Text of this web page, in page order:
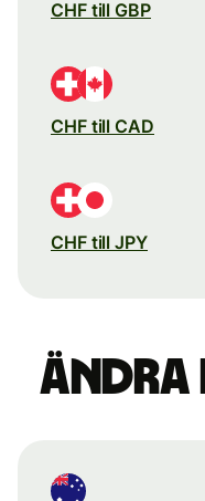
CHF till GBP
CHF till CAD
CHF till JPY